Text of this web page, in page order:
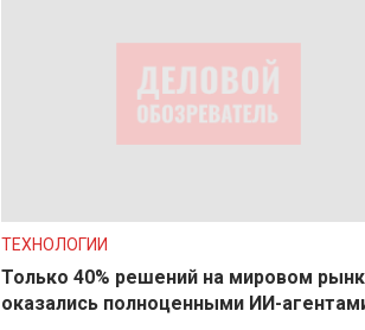
ТЕХНОЛОГИИ
Только 40% решений на мировом
оказались полноценными ИИ-